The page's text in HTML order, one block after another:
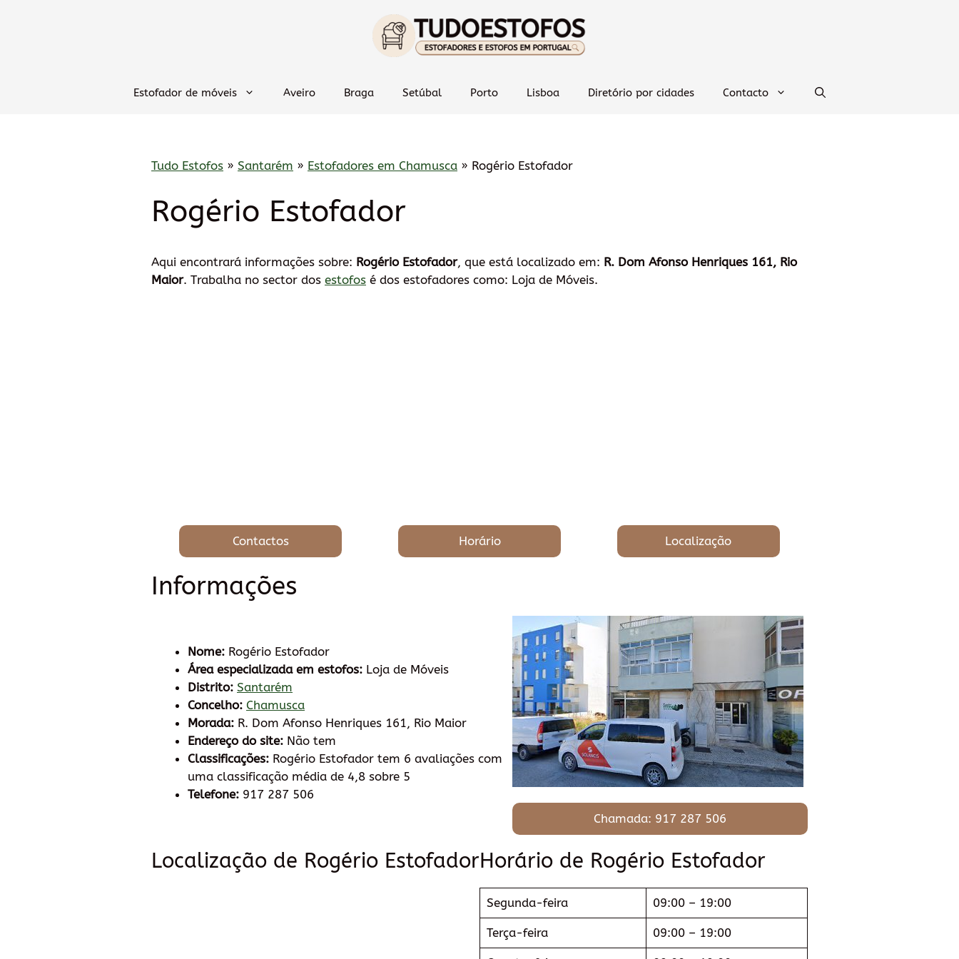
Estofador de móveis Aveiro Braga Setúbal Porto Lisboa Diretório por cidades Contacto
Tudo Estofos » Santarém » Estofadores em Chamusca » Rogério Estofador
Rogério Estofador
Aqui encontrará informações sobre: Rogério Estofador, que está localizado em: R. Dom Afonso Henriques 161, Rio
Maior. Trabalha no sector dos estofos é dos estofadores como: Loja de Móveis.
Contactos Horário Localização
Informações
Nome: Rogério Estofador
Área especializada em estofos: Loja de Móveis
Distrito: Santarém
Concelho: Chamusca
Morada: R. Dom Afonso Henriques 161, Rio Maior
Endereço do site: Não tem
Classificações: Rogério Estofador tem 6 avaliações com
uma classificação média de 4,8 sobre 5
Telefone: 917 287 506
Chamada: 917 287 506
Localização de Rogério EstofadorHorário de Rogério Estofador
Segunda-feira 09:00 – 19:00
Terça-feira 09:00 – 19:00